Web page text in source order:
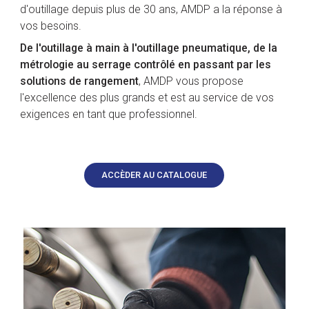
d'outillage depuis plus de 30 ans, AMDP a la réponse à
vos besoins.
De l'outillage à main à l'outillage pneumatique, de la
métrologie au serrage contrôlé en passant par les
solutions de rangement, AMDP vous propose
l'excellence des plus grands et est au service de vos
exigences en tant que professionnel.
ACCÈDER AU CATALOGUE